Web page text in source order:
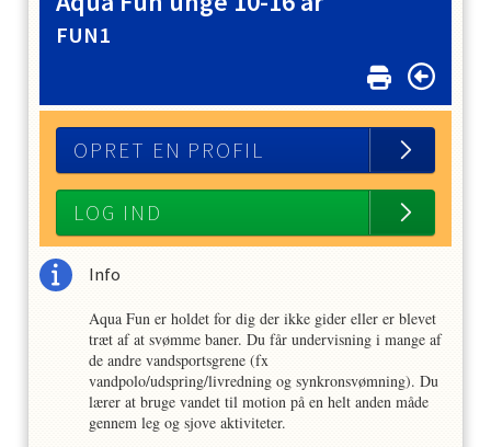
FUN1
OPRET EN PROFIL
LOG IND
Info
Aqua Fun er holdet for dig der ikke gider eller er blevet
træt af at svømme baner. Du får undervisning i mange af
de andre vandsportsgrene (fx
vandpolo/udspring/livredning og synkronsvømning). Du
lærer at bruge vandet til motion på en helt anden måde
gennem leg og sjove aktiviteter.